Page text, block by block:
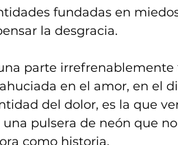
fundadas en
la desgracia.
parte
en el amor, en el
del dolor, es la que
pulsera de neón que
como historia.